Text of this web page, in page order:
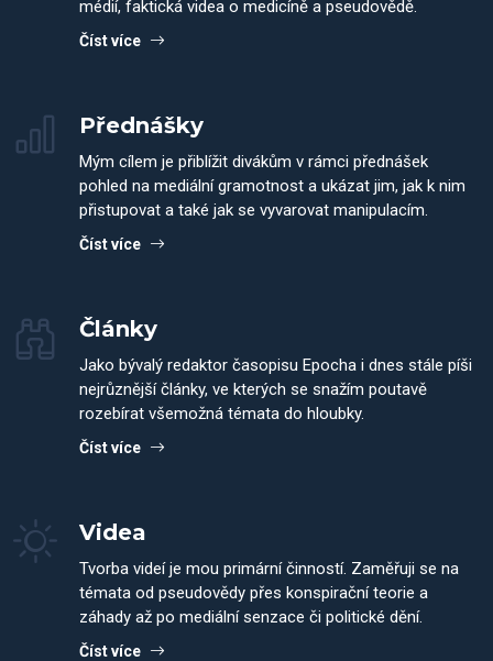
médií, faktická videa o medicíně a pseudovědě.
Číst více
Přednášky
Mým cílem je přiblížit divákům v rámci přednášek
pohled na mediální gramotnost a ukázat jim, jak k nim
přistupovat a také jak se vyvarovat manipulacím.
Číst více
Články
Jako bývalý redaktor časopisu Epocha i dnes stále píši
nejrůznější články, ve kterých se snažím poutavě
rozebírat všemožná témata do hloubky.
Číst více
Videa
Tvorba videí je mou primární činností. Zaměřuji se na
témata od pseudovědy přes konspirační teorie a
záhady až po mediální senzace či politické dění.
Číst více